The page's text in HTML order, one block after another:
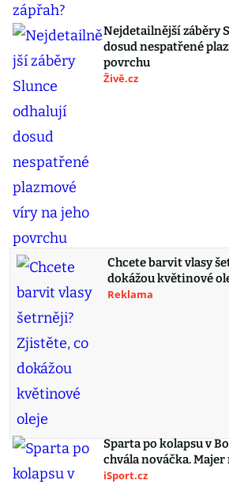
Nejdetailnější záběry
dosud nespatřené
povrchu
Živě.cz
Chcete barvit vlasy
dokážou květinové
Reklama
Sparta po kolapsu v
chvála nováčka.
iSport.cz